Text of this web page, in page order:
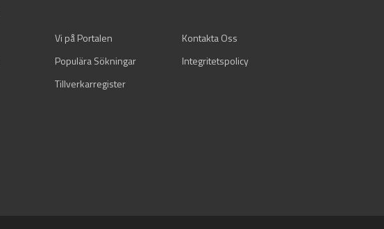
Vi på Portalen
Kontakta Oss
Populära Sökningar
Integritetspolicy
Tillverkarregister